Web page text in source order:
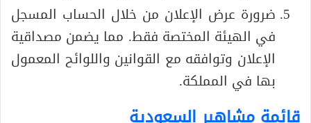
ضرورة عرض الإعلان من خلال الحساب المسجل
في الهيئة المختصة فقط. مما يضمن مصداقية
الإعلان وتوافقه مع القوانين واللوائح المعمول
بها في المملكة.
قائمة مشاهير السعودية